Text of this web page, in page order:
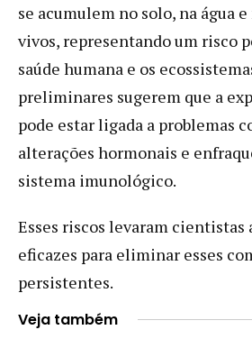
se acumulem no solo, na água
vivos, representando um risco
saúde humana e os
preliminares sugerem que a
pode estar ligada a problemas
alterações hormonais e
sistema imunológico.
Esses riscos levaram cientistas
eficazes para eliminar esses
persistentes.
Veja também